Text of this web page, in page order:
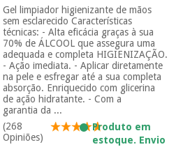
Instrumental
cirúrgico
(liquidação)
Gel limpiador higienizante de mãos
sem esclarecido Características
técnicas: - Alta eficácia graças à sua
70% de ÁLCOOL que assegura uma
adequada e completa HIGIENIZAÇÃO.
- Ação imediata. - Aplicar diretamente
na pele e esfregar até a sua completa
absorção. Enriquecido com glicerina
de ação hidratante. - Com a
garantia da ...
(268
Opiniões)
Produto em
estoque. Envio